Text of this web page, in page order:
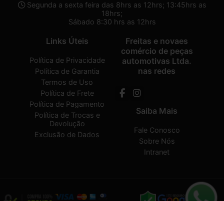
Segunda a sexta feira das 8hrs as 12hrs; 13:45hrs as
18hrs;
Sábado 8:30 hrs as 12hrs
Links Úteis
Política de Privacidade
Política de Garantia
Termos de Uso
Política de Frete
Política de Pagamento
Política de Trocas e
Devolução
Exclusão de Dados
Freitas e novaes
comércio de peças
automotivas Ltda.
nas redes
Saiba Mais
Fale Conosco
Sobre Nós
Intranet